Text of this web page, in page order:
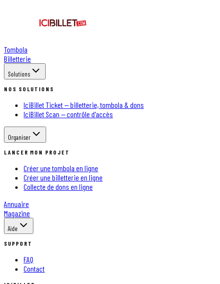
Tombola
Billetterie
Solutions
NOS SOLUTIONS
IciBillet Ticket — billetterie, tombola & dons
IciBillet Scan — contrôle d'accès
Organiser
LANCER MON PROJET
Créer une tombola en ligne
Créer une billetterie en ligne
Collecte de dons en ligne
Annuaire
Magazine
Aide
SUPPORT
FAQ
Contact